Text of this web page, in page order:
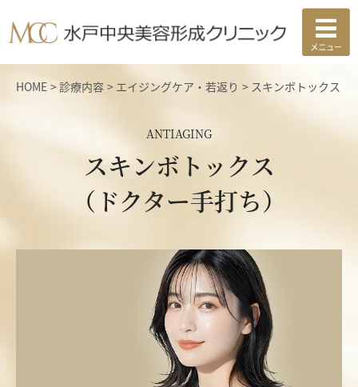
HOME 診療内容 エイジングケア・若返り スキンボトックス（
ANTIAGING
スキンボトックス
（ドクター手打ち）